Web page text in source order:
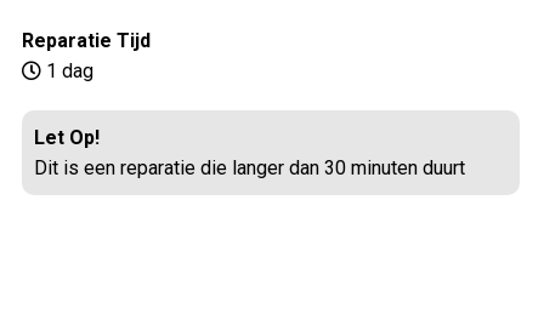
Reparatie Tijd
1 dag
Let Op!
Dit is een reparatie die langer dan 30 minuten duurt